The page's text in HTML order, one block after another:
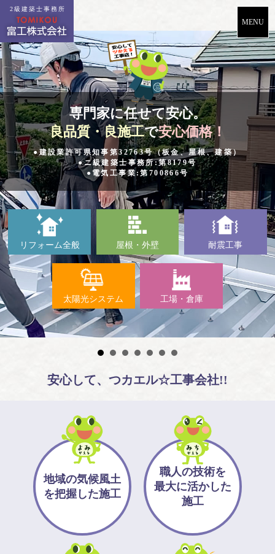
2級建築士事務所
専門家に任せて安心。
良品質・良施工で安心価格！
●建設業許可県知事第32763号（板金、屋根、建築）
●ニ級建築士事務所:第8179号
●電気工事業:第700866号
リフォーム全般 屋根・外壁 耐震工事
太陽光システム 工場・倉庫
安心して、つカエル☆工事会社!!
地域の気候風土
を把握した施工
職人の技術を
最大に活かした
施工